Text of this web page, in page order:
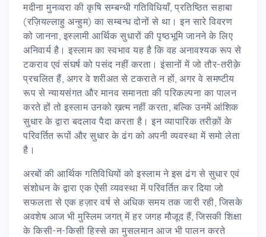
मदीना मुनव्वरा की कृषि सम्बन्धी गतिविधियाँ, प्रतिष्ठित सहाबा
(रज़ियल्लाहु अन्हुम) का सम्बन्ध दोनों से था। इन सारे विवरण
को जानना, इस्लामी आर्थिक सुधारों की पृष्ठभूमि जानने के लिए
अनिवार्य है। इस्लाम का स्वभाव यह है कि वह अनावश्यक रूप से
टकराव एवं संघर्ष को पसंद नहीं करता। इंसानों में जो तौर-तरीक़े
प्रचलित हैं, अगर वे शरीअत से टकराते न हों, अगर वे समष्टीय
रूप से न्यायसंगत और मानव समानता की परिकल्पना का पालन
करते हों तो इस्लाम उनको ख़त्म नहीं करता, बल्कि उनमें आंशिक
सुधार के द्वारा बदलाव पैदा करता है। इन व्यापारिक तरीक़ों के
परिवर्तित रूपों और सुधार के ढंग को अपनी व्यवस्था में समो लेता
है।
अरबों की आर्थिक गतिविधियों को इस्लाम ने इस ढंग से सुधार एवं
संशोधन के द्वारा एक ऐसी व्यवस्था में परिवर्तित कर दिया जो
सफलता से एक हज़ार वर्ष से अधिक समय तक जारी रही, जिसके
अवशेष आज भी मुस्लिम जगत् में हर जगह मौजूद हैं, जिसकी शिक्षा
के किसी-न-किसी हिस्से का मुसलमान आज भी पालन करते